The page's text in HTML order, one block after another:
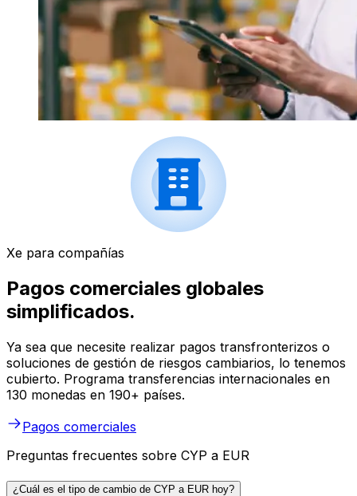
Xe para compañías
Pagos comerciales globales
simplificados.
Ya sea que necesite realizar pagos transfronterizos o
soluciones de gestión de riesgos cambiarios, lo tenemos
cubierto. Programa transferencias internacionales en
130 monedas en 190+ países.
Pagos comerciales
Preguntas frecuentes sobre CYP a EUR
¿Cuál es el tipo de cambio de CYP a EUR hoy?